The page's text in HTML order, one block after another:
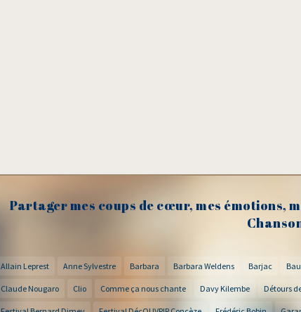
Partager mes coups de cœur, mes émotions,
Allain Leprest Anne Sylvestre Barbara Barbara Weldens Barjac
Claude Nougaro Clio Comme ça nous chante Davy Kilembe Détours